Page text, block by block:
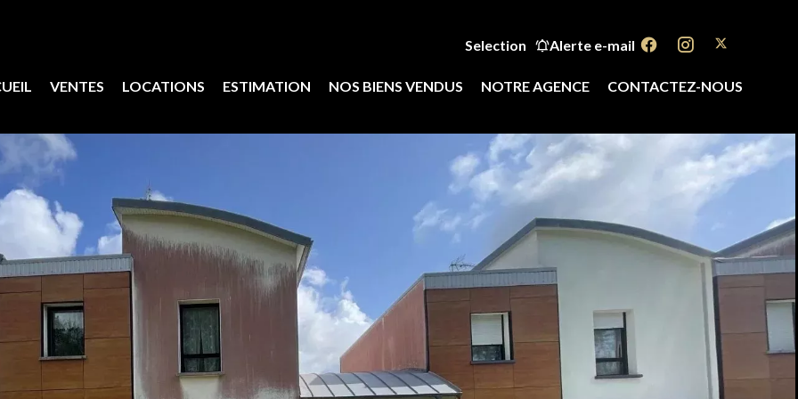
Selection Alerte e-mail
VENTES LOCATIONS ESTIMATION NOS BIENS VENDUS NOTRE AGENCE CONTACTEZ-NOUS